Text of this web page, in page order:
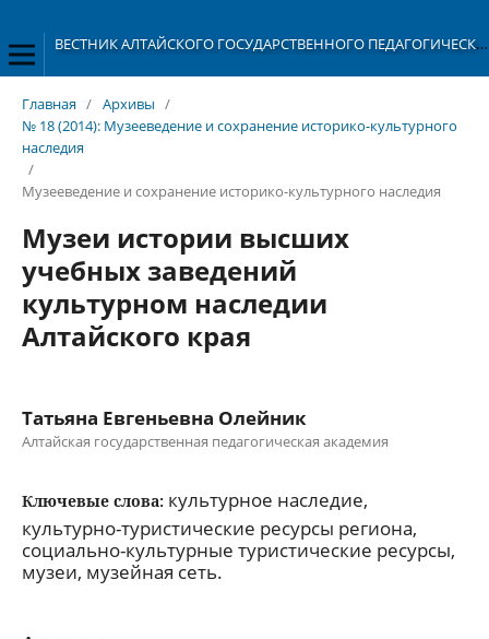
ВЕСТНИК АЛТАЙСКОГО ГОСУДАРСТВЕННОГО ПЕДАГОГИЧЕСКОГО УНИВЕРСИТЕТА
Главная / Архивы /
№ 18 (2014): Музееведение и сохранение историко-культурного
наследия
/
Музееведение и сохранение историко-культурного наследия
Музеи истории высших
учебных заведений
культурном наследии
Алтайского края
Татьяна Евгеньевна Олейник
Алтайская государственная педагогическая академия
Ключевые слова: культурное наследие,
культурно-туристические ресурсы региона,
социально-культурные туристические ресурсы,
музеи, музейная сеть.